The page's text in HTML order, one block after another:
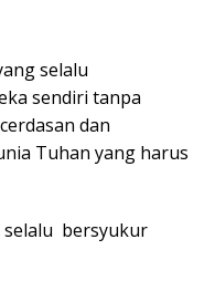
selalu
sendiri tanpa
dan
Tuhan yang harus
selalu bersyukur